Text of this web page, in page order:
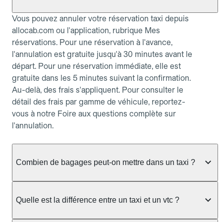
Vous pouvez annuler votre réservation taxi depuis
allocab.com ou l'application, rubrique Mes
réservations. Pour une réservation à l'avance,
l'annulation est gratuite jusqu'à 30 minutes avant le
départ. Pour une réservation immédiate, elle est
gratuite dans les 5 minutes suivant la confirmation.
Au-delà, des frais s'appliquent. Pour consulter le
détail des frais par gamme de véhicule, reportez-
vous à notre Foire aux questions complète sur
l'annulation.
Combien de bagages peut-on mettre dans un taxi ?
taxi berline accueille en général jusqu'à 3 bagages
Quelle est la différence entre un taxi et un vtc ?